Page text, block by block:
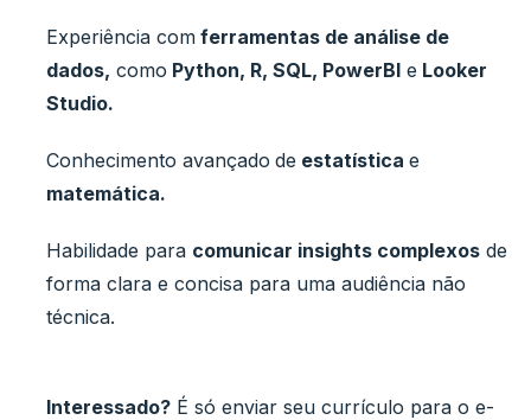
Experiência com ferramentas de análise de
dados, como Python, R, SQL, PowerBI e Looker
Studio.
Conhecimento avançado de estatística e
matemática.
Habilidade para comunicar insights complexos de
forma clara e concisa para uma audiência não
técnica.
Interessado? É só enviar seu currículo para o e-